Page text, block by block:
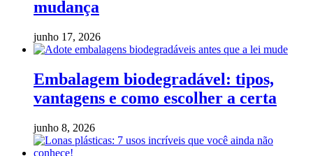
mudança
junho 17, 2026
Embalagem biodegradável: tipos,
vantagens e como escolher a certa
junho 8, 2026